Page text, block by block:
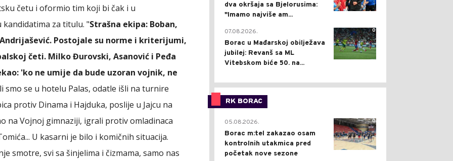
četu i oformio tim koji bi čak i u
za titulu. "Strašna ekipa: Boban,
Postojale su norme i kriterijumi,
četi. Milko Đurovski, Asanović i Peđa
'ko ne umije da bude uzoran vojnik, ne
smo se u hotelu Palas, odatle išli na turnire
protiv Dinama i Hajduka, poslije u Jajcu na
na Vojnoj gimnaziji, igrali protiv omladinaca
U kasarni je bilo i komičnih situacija.
smotre, svi sa šinjelima i čizmama, samo nas
dva okršaja sa Bjelorusima:
"Imamo najviše am...
0
07.08.2026.
Borac u Mađarskoj obilježava
jubilej: Revanš sa ML
Vitebskom biće 50. na...
RK BORAC
0
05.08.2026.
Borac m:tel zakazao osam
kontrolnih utakmica pred
početak nove sezone